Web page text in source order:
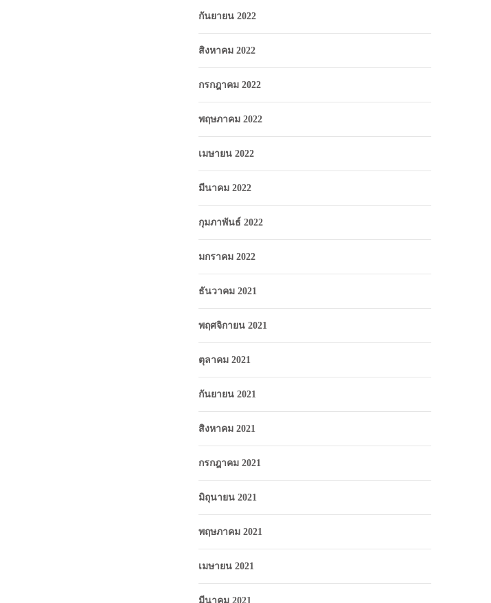
กันยายน 2022
สิงหาคม 2022
กรกฎาคม 2022
พฤษภาคม 2022
เมษายน 2022
มีนาคม 2022
กุมภาพันธ์ 2022
มกราคม 2022
ธันวาคม 2021
พฤศจิกายน 2021
ตุลาคม 2021
กันยายน 2021
สิงหาคม 2021
กรกฎาคม 2021
มิถุนายน 2021
พฤษภาคม 2021
เมษายน 2021
มีนาคม 2021